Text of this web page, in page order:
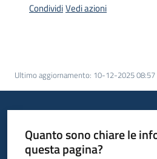
Supporto
telematiche
CondividiVedi azioni
Ultimo aggiornamento: 10-12-2025 08:57
Quanto sono chiare le
questa pagina?